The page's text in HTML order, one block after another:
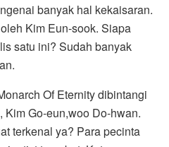
banyak hal kekaisaran.
Kim Eun-sook. Siapa
satu ini? Sudah banyak
Of Eternity dibintangi
Go-eun,woo Do-hwan.
terkenal ya? Para pecinta